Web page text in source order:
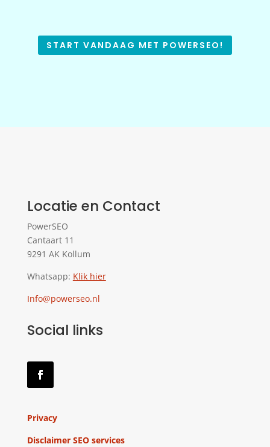
START VANDAAG MET POWERSEO!
Locatie en Contact
PowerSEO
Cantaart 11
9291 AK Kollum
Whatsapp: Klik hier
Info@powerseo.nl
Social links
Privacy
Disclaimer SEO services